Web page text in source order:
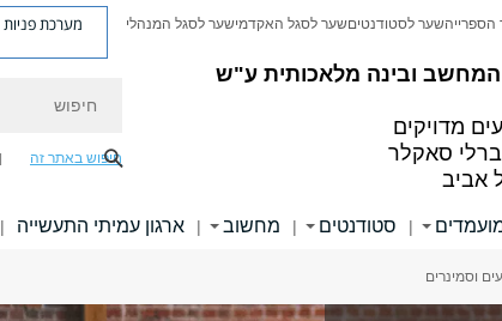
ובינה מלאכותית ע"ש
מדויקים
סאקלר
אביב
הספרייהשער לסטודנטיםשער לסגל האקדמישער לסגל המנהלי מערכת פניות
חיפוש באתר זה
| סטודנטים | מחשוב | ארגון עמיתי התעשייה |
וסמינרים